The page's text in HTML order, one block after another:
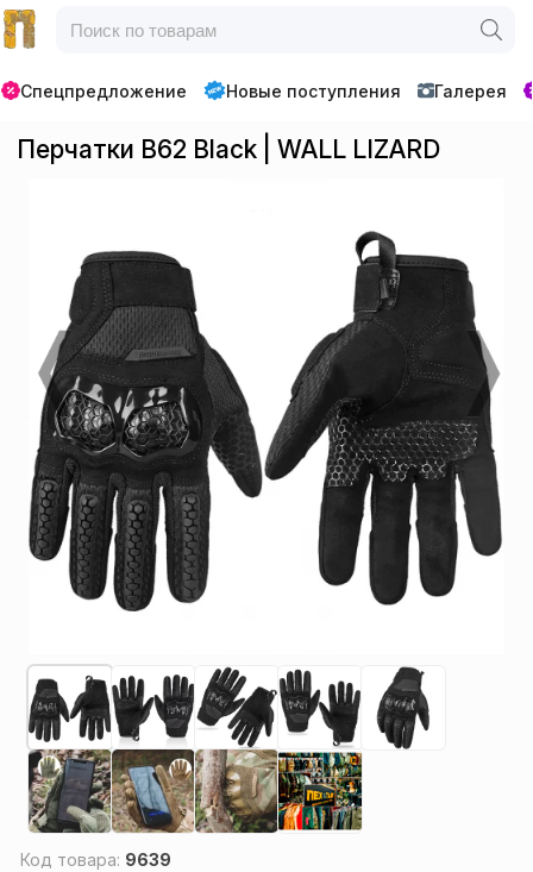
Спецпредложение Новые поступления Галерея
Перчатки B62 Black | WALL LIZARD
Код товара: 9639